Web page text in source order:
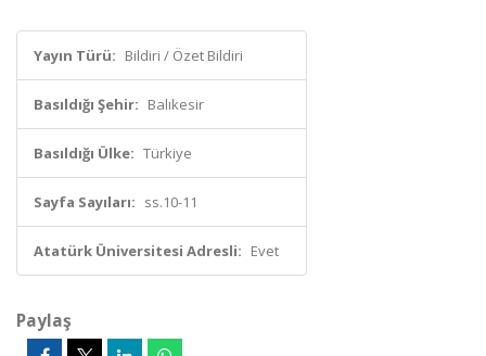
Yayın Türü: Bildiri / Özet Bildiri
Basıldığı Şehir: Balıkesir
Basıldığı Ülke: Türkiye
Sayfa Sayıları: ss.10-11
Atatürk Üniversitesi Adresli: Evet
Paylaş